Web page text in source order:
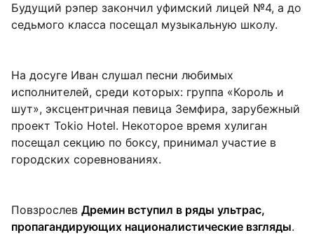
Будущий рэпер закончил уфимский лицей №4, а до
седьмого класса посещал музыкальную школу.
На досуге Иван слушал песни любимых
исполнителей, среди которых: группа «Король и
шут», эксцентричная певица Земфира, зарубежный
проект Tokio Hotel. Некоторое время хулиган
посещал секцию по боксу, принимал участие в
городских соревнованиях.
Повзрослев Дремин вступил в ряды ультрас,
пропагандирующих националистические взгляды.